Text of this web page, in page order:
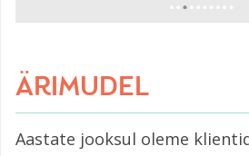
ÄRIMUDEL
Aastate jooksul oleme